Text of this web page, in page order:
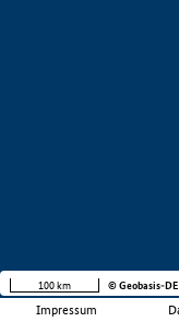
Impressum
100 km © Geobasis-